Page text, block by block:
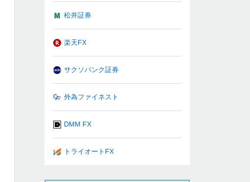
松井証券
楽天FX
サクソバンク証券
外為ファイネスト
DMM FX
トライオートFX